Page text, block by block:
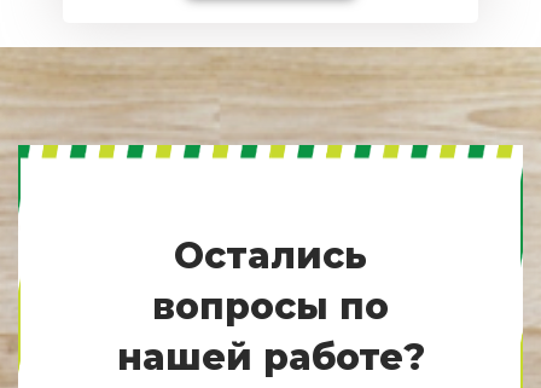
Остались
вопросы по
нашей работе?